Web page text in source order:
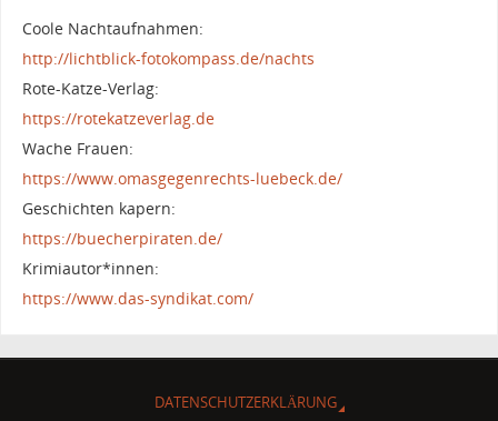
Coole Nachtaufnahmen:
http://lichtblick-fotokompass.de/nachts
Rote-Katze-Verlag:
https://rotekatzeverlag.de
Wache Frauen:
https://www.omasgegenrechts-luebeck.de/
Geschichten kapern:
https://buecherpiraten.de/
Krimiautor*innen:
https://www.das-syndikat.com/
DATENSCHUTZERKLÄRUNG